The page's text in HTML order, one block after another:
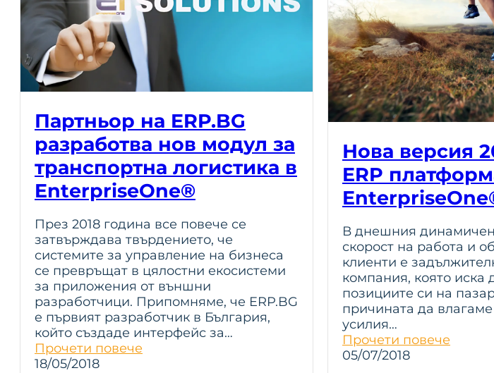
Партньор на ERP.BG
разработва нов модул за
транспортна логистика в
EnterpriseOne®
През 2018 година все повече се
затвърждава твърдението, че
системите за управление на бизнеса
се превръщат в цялостни екосистеми
за приложения от външни
разработчици. Припомняме, че ERP.BG
e първият разработчик в България,
който създаде интерфейс за…
Прочети повече
18/05/2018
Нова версия
ERP
В днешния динамичен
скорост на работа и
клиенти е
компания, която иска
позициите си на
причината да
усилия…
Прочети повече
05/07/2018